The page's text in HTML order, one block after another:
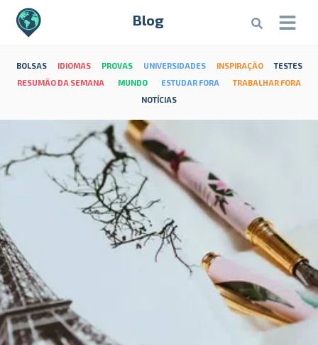
Blog
BOLSAS IDIOMAS PROVAS UNIVERSIDADES INSPIRAÇÃO
TESTES
RESUMÃO DA SEMANA
MUNDO ESTUDAR FORA
TRABALHAR FORA
NOTÍCIAS